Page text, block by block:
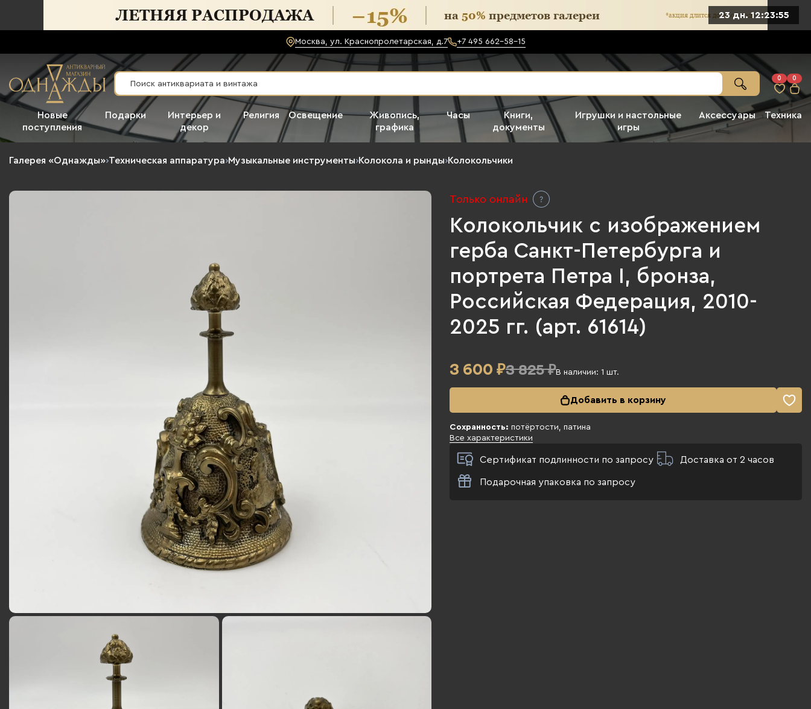
23 дн. 12:23:54
Москва, ул. Краснопролетарская, д.7 +7 495 662-58-15
0 0
Новые
поступления
Подарки
Интерьер и
декор
Религия Освещение
Живопись,
графика
Часы
Книги,
документы
Игрушки и настольные
игры
Аксессуары Техника
Галерея «Однажды»›Техническая аппаратура›Музыкальные инструменты›Колокола и рынды›Колокольчики
Только онлайн
Колокольчик с изображением
герба Санкт-Петербурга и
портрета Петра I, бронза,
Российская Федерация, 2010-
2025 гг. (арт. 61614)
3 600 ₽3 825 ₽В наличии: 1 шт.
Добавить в корзину
Сохранность: потёртости, патина
Все характеристики
Сертификат подлинности по запросу Доставка от 2 часов
Подарочная упаковка по запросу